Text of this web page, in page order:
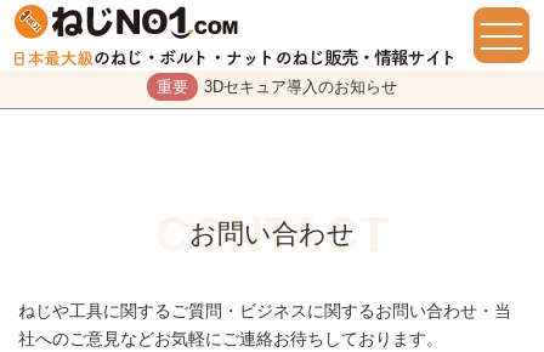
重要 3Dセキュア導入のお知らせ
お問い合わせ
ねじや工具に関するご質問・ビジネスに関するお問い合わせ・当
社へのご意見などお気軽にご連絡お待ちしております。